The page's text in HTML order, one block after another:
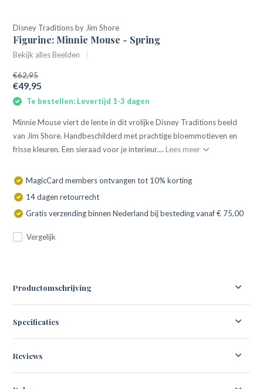
Disney Traditions by Jim Shore
Figurine: Minnie Mouse - Spring
Bekijk alles Beelden
€62,95
€49,95
Te bestellen: Levertijd 1-3 dagen
Minnie Mouse viert de lente in dit vrolijke Disney Traditions beeld
van Jim Shore. Handbeschilderd met prachtige bloemmotieven en
frisse kleuren. Een sieraad voor je interieur.... Lees meer
MagicCard members ontvangen tot 10% korting
14 dagen retourrecht
Gratis verzending binnen Nederland bij besteding vanaf € 75,00
Vergelijk
Productomschrijving
Specificaties
Reviews